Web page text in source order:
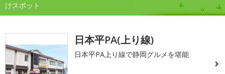
けスポット
日本平PA(上り線)
日本平PA上り線で静岡グルメを堪能